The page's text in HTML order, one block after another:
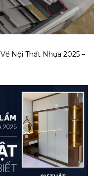
Nội Thất Nhựa 2025 –